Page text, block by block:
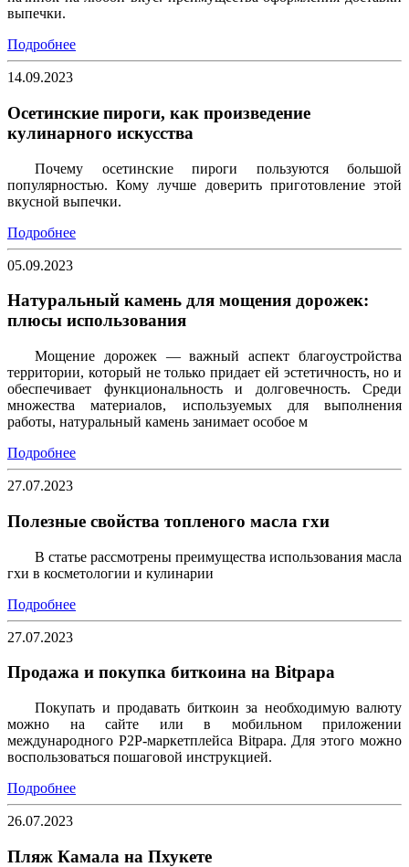
выпечки.
Подробнее
14.09.2023
Осетинские пироги, как произведение
кулинарного искусства
Почему осетинские пироги пользуются большой
популярностью. Кому лучше доверить приготовление этой
вкусной выпечки.
Подробнее
05.09.2023
Натуральный камень для мощения дорожек:
плюсы использования
Мощение дорожек — важный аспект благоустройства
территории, который не только придает ей эстетичность, но и
обеспечивает функциональность и долговечность. Среди
множества материалов, используемых для выполнения
работы, натуральный камень занимает особое м
Подробнее
27.07.2023
Полезные свойства топленого масла гхи
В статье рассмотрены преимущества использования масла
гхи в косметологии и кулинарии
Подробнее
27.07.2023
Продажа и покупка биткоина на Bitpapa
Покупать и продавать биткоин за необходимую валюту
можно на сайте или в мобильном приложении
международного P2P-маркетплейса Bitpapa. Для этого можно
воспользоваться пошаговой инструкцией.
Подробнее
26.07.2023
Пляж Камала на Пхукете